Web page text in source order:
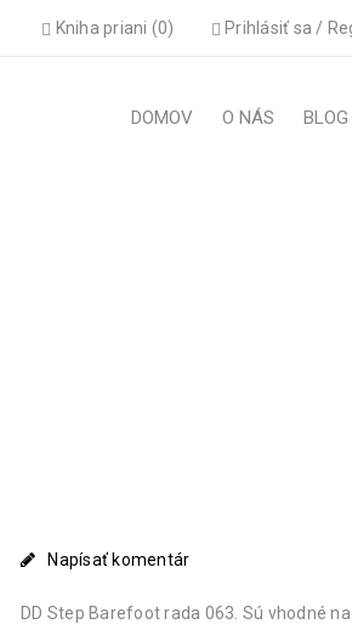
Prihlásiť sa /
Kniha priani (0)
DOMOV O NÁS BLOG
Napísať komentár
DD Step Barefoot rada 063. Sú vhodné